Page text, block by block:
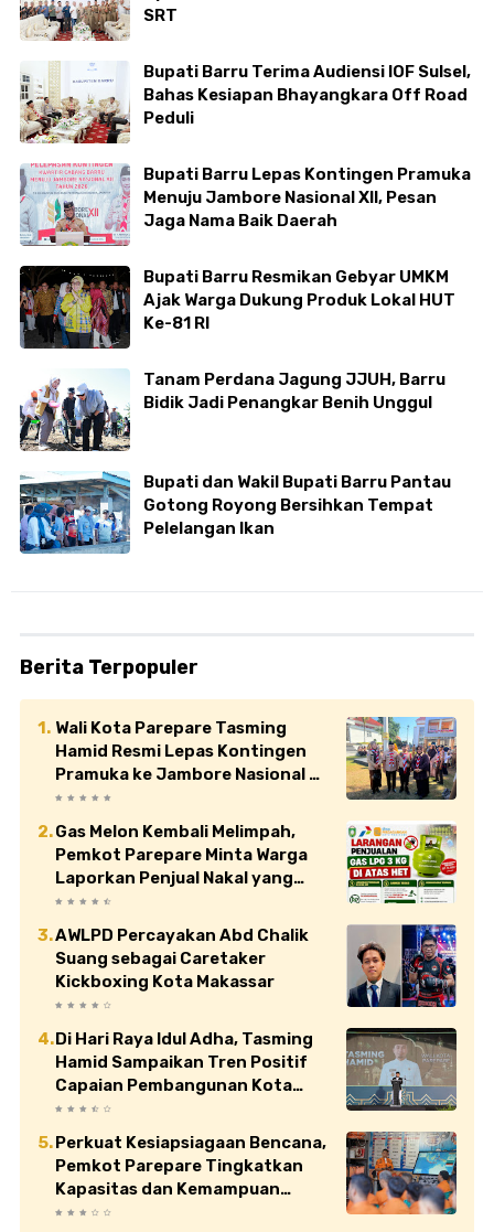
SRT
Bupati Barru Terima Audiensi IOF Sulsel,
Bahas Kesiapan Bhayangkara Off Road
Peduli
Bupati Barru Lepas Kontingen Pramuka
Menuju Jambore Nasional XII, Pesan
Jaga Nama Baik Daerah
Bupati Barru Resmikan Gebyar UMKM
Ajak Warga Dukung Produk Lokal HUT
Ke-81 RI
Tanam Perdana Jagung JJUH, Barru
Bidik Jadi Penangkar Benih Unggul
Bupati dan Wakil Bupati Barru Pantau
Gotong Royong Bersihkan Tempat
Pelelangan Ikan
Berita Terpopuler
Wali Kota Parepare Tasming
Hamid Resmi Lepas Kontingen
Pramuka ke Jambore Nasional XII
di Cibubur
Gas Melon Kembali Melimpah,
Pemkot Parepare Minta Warga
Laporkan Penjual Nakal yang
Jual di Atas HET
AWLPD Percayakan Abd Chalik
Suang sebagai Caretaker
Kickboxing Kota Makassar
Di Hari Raya Idul Adha, Tasming
Hamid Sampaikan Tren Positif
Capaian Pembangunan Kota
Parepare
Perkuat Kesiapsiagaan Bencana,
Pemkot Parepare Tingkatkan
Kapasitas dan Kemampuan
Manajerial TRC BPBD